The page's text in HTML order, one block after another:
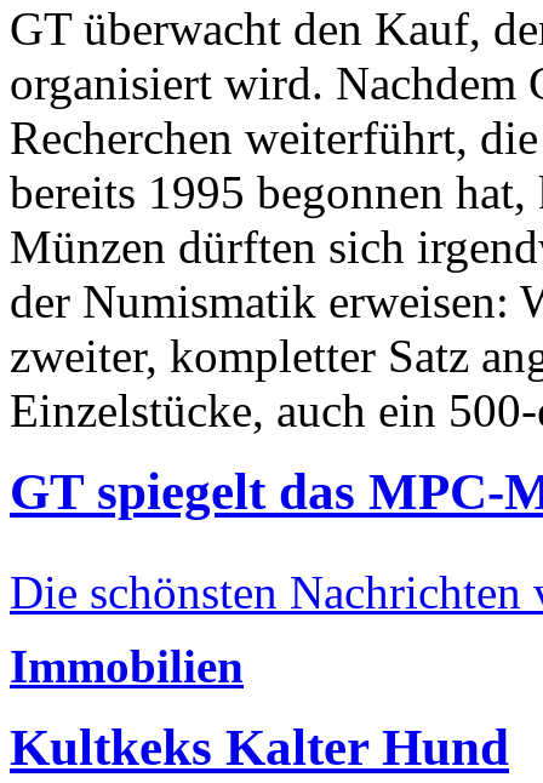
GT überwacht den Kauf,
organisiert wird. Nachdem
Recherchen weiterführt,
bereits 1995 begonnen
Münzen dürften sich
der Numismatik erweisen:
zweiter, kompletter Satz
Einzelstücke, auch ein
GT spiegelt das MPC-
Die schönsten Nachrichten
Immobilien
Kultkeks Kalter Hund